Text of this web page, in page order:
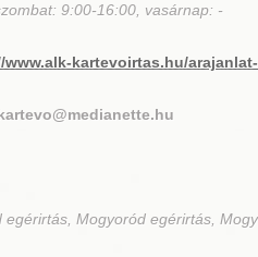
9:00-16:00, vasárnap: -
www.alk-kartevoirtas.hu/
Mogyoród egérirtás,